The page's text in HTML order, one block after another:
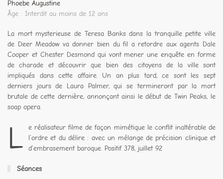
Phoebe Augustine
Âge : Interdit au moins de 12 ans
La mort mysterieuse de Teresa Banks dans la tranquille petite ville
de Deer Meadow va donner bien du fil a retordre aux agents Dale
Cooper et Chester Desmond qui vont mener une enquête en forme
de charade et découvrir que bien des citoyens de la ville sont
impliqués dans cette affaire. Un an plus tard, ce sont les sept
derniers jours de Laura Palmer, qui se termineront par la mort
brutale de cette dernière, annonçant ainsi le début de Twin Peaks, le
soap opera.
L
e réalisateur filme de façon mimétique le conflit inaltérable de
l’ordre et du délire : avec un mélange de précision clinique et
d’embrasement baroque. Positif 378, juillet 92
Séances